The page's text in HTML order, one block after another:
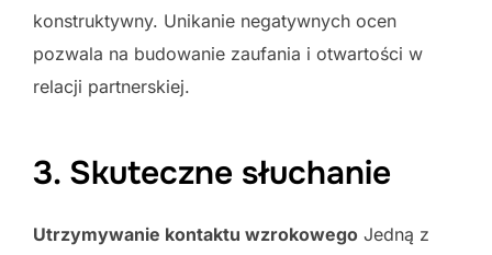
konstruktywny. Unikanie negatywnych ocen
pozwala na budowanie zaufania i otwartości w
relacji partnerskiej.
3. Skuteczne słuchanie
Utrzymywanie kontaktu wzrokowego Jedną z